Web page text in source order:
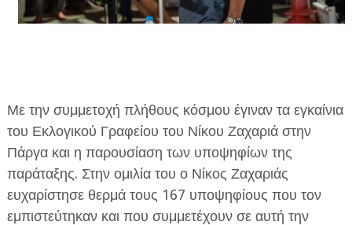
ΤΕΧΝΟΛΟΓΙΑ
ΕΦΗΜΕΡΙΔΑ Η ΠΑΡΓΑ
ΠΛΗΡΟΦΟΡΙΕΣ
Με την συμμετοχή πλήθους κόσμου έγιναν τα εγκαίνια
του Εκλογικού Γραφείου του Νίκου Ζαχαριά στην
Πάργα και η παρουσίαση των υποψηφίων της
παράταξης. Στην ομιλία του ο Νίκος Ζαχαριάς
ευχαρίστησε θερμά τους 167 υποψηφίους που τον
εμπιστεύτηκαν και που συμμετέχουν σε αυτή την